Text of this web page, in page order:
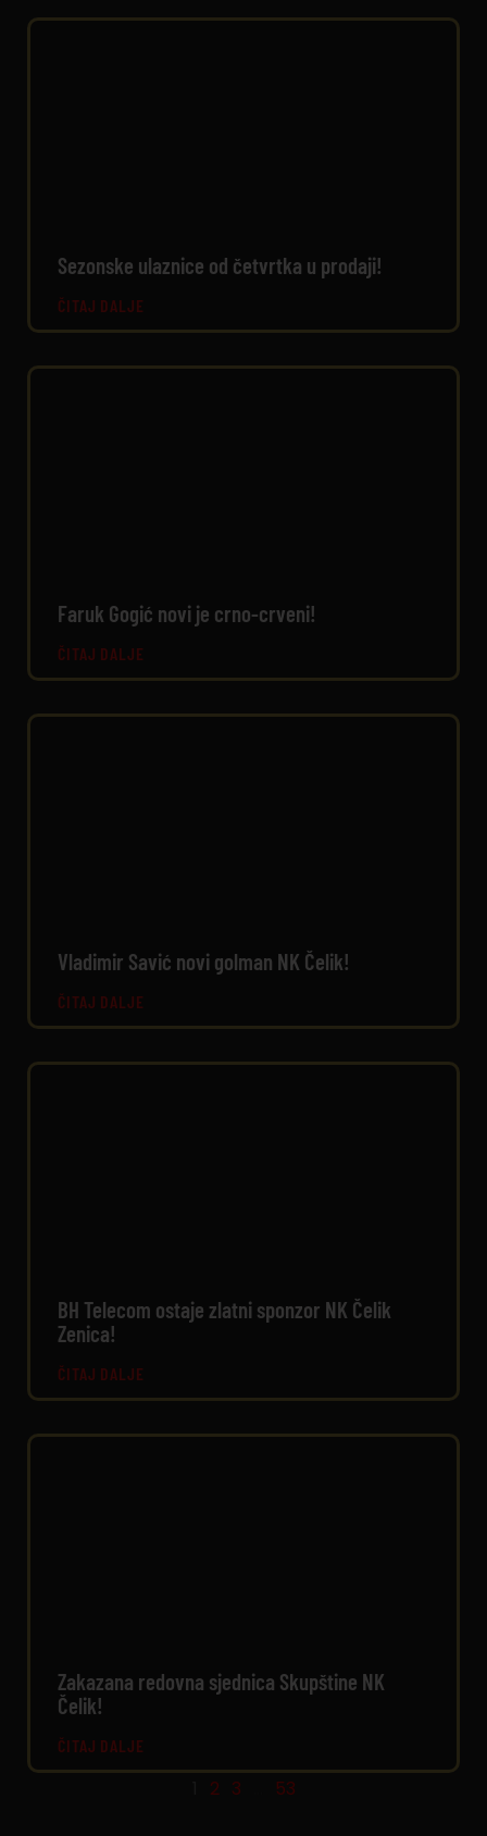
Sezonske ulaznice od četvrtka u prodaji!
ČITAJ DALJE
Faruk Gogić novi je crno-crveni!
ČITAJ DALJE
Vladimir Savić novi golman NK Čelik!
ČITAJ DALJE
BH Telecom ostaje zlatni sponzor NK Čelik
Zenica!
ČITAJ DALJE
Zakazana redovna sjednica Skupštine NK
Čelik!
ČITAJ DALJE
2 3 53